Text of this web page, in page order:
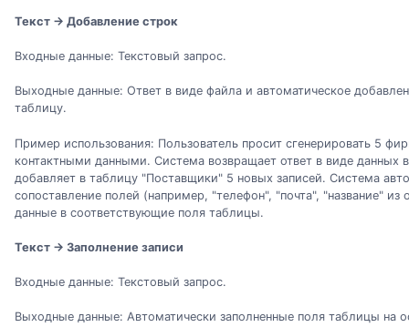
Текст → Добавление строк
Входные данные: Текстовый запрос.
Выходные данные: Ответ в виде файла и автоматическое
таблицу.
Пример использования: Пользователь просит сгенерировать 5
контактными данными. Система возвращает ответ в виде данных
добавляет в таблицу "Поставщики" 5 новых записей. Система
сопоставление полей (например, "телефон", "почта", "название" из
данные в соответствующие поля таблицы.
Текст → Заполнение записи
Входные данные: Текстовый запрос.
Выходные данные: Автоматически заполненные поля таблицы на